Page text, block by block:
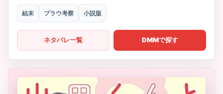
結末 プラウ考察 小説版
ネタバレ一覧 DMMで探す